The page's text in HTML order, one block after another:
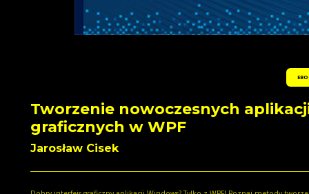
Tworzenie nowoczesnych
graficznych w WPF
Jarosław Cisek